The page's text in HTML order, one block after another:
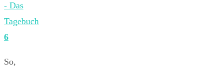
- Das
Tagebuch
6
So,